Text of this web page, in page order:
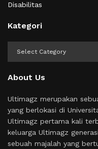
Disabilitas
Kategori
About Us
Ultimagz merupakan
yang berlokasi di
Ultimagz pertama kali
keluarga Ultimagz
sebuah majalah yang